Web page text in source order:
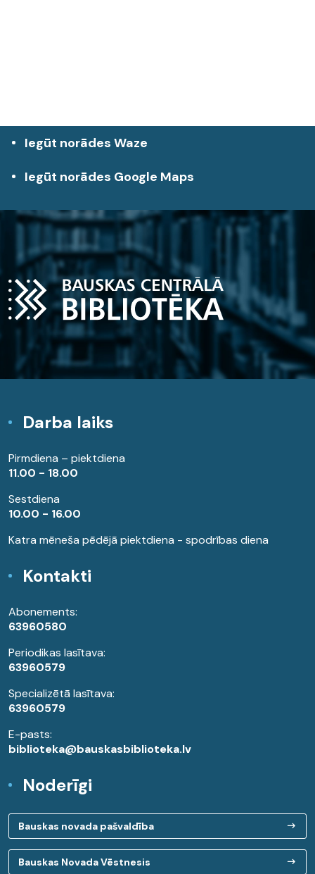
Iegūt norādes Waze
Iegūt norādes Google Maps
Darba laiks
Pirmdiena – piektdiena
11.00 - 18.00
Sestdiena
10.00 - 16.00
Katra mēneša pēdējā piektdiena - spodrības diena
Kontakti
Abonements:
63960580
Periodikas lasītava:
63960579
Specializētā lasītava:
63960579
E-pasts:
biblioteka@bauskasbiblioteka.lv
Noderīgi
Bauskas novada pašvaldība
Bauskas Novada Vēstnesis